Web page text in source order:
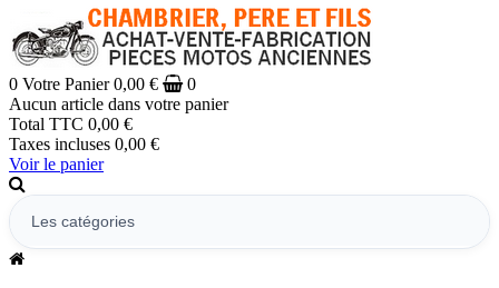
0 Votre Panier 0,00 €
0
Aucun article dans votre panier
Total TTC 0,00 €
Taxes incluses 0,00 €
Voir le panier